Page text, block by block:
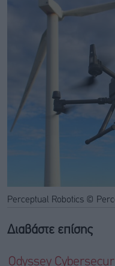
Perceptual Robotics ©
Διαβάστε επίσης
Odyssey